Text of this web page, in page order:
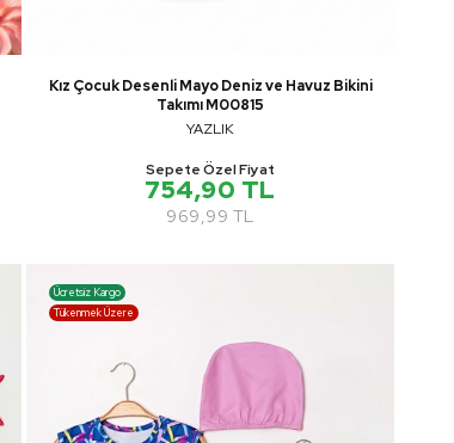
Kız Çocuk Desenli Mayo Deniz ve Havuz Bikini
Takımı M00815
YAZLIK
Sepete Özel Fiyat
754,90 TL
969,99 TL
Ücretsiz Kargo
Tükenmek Üzere